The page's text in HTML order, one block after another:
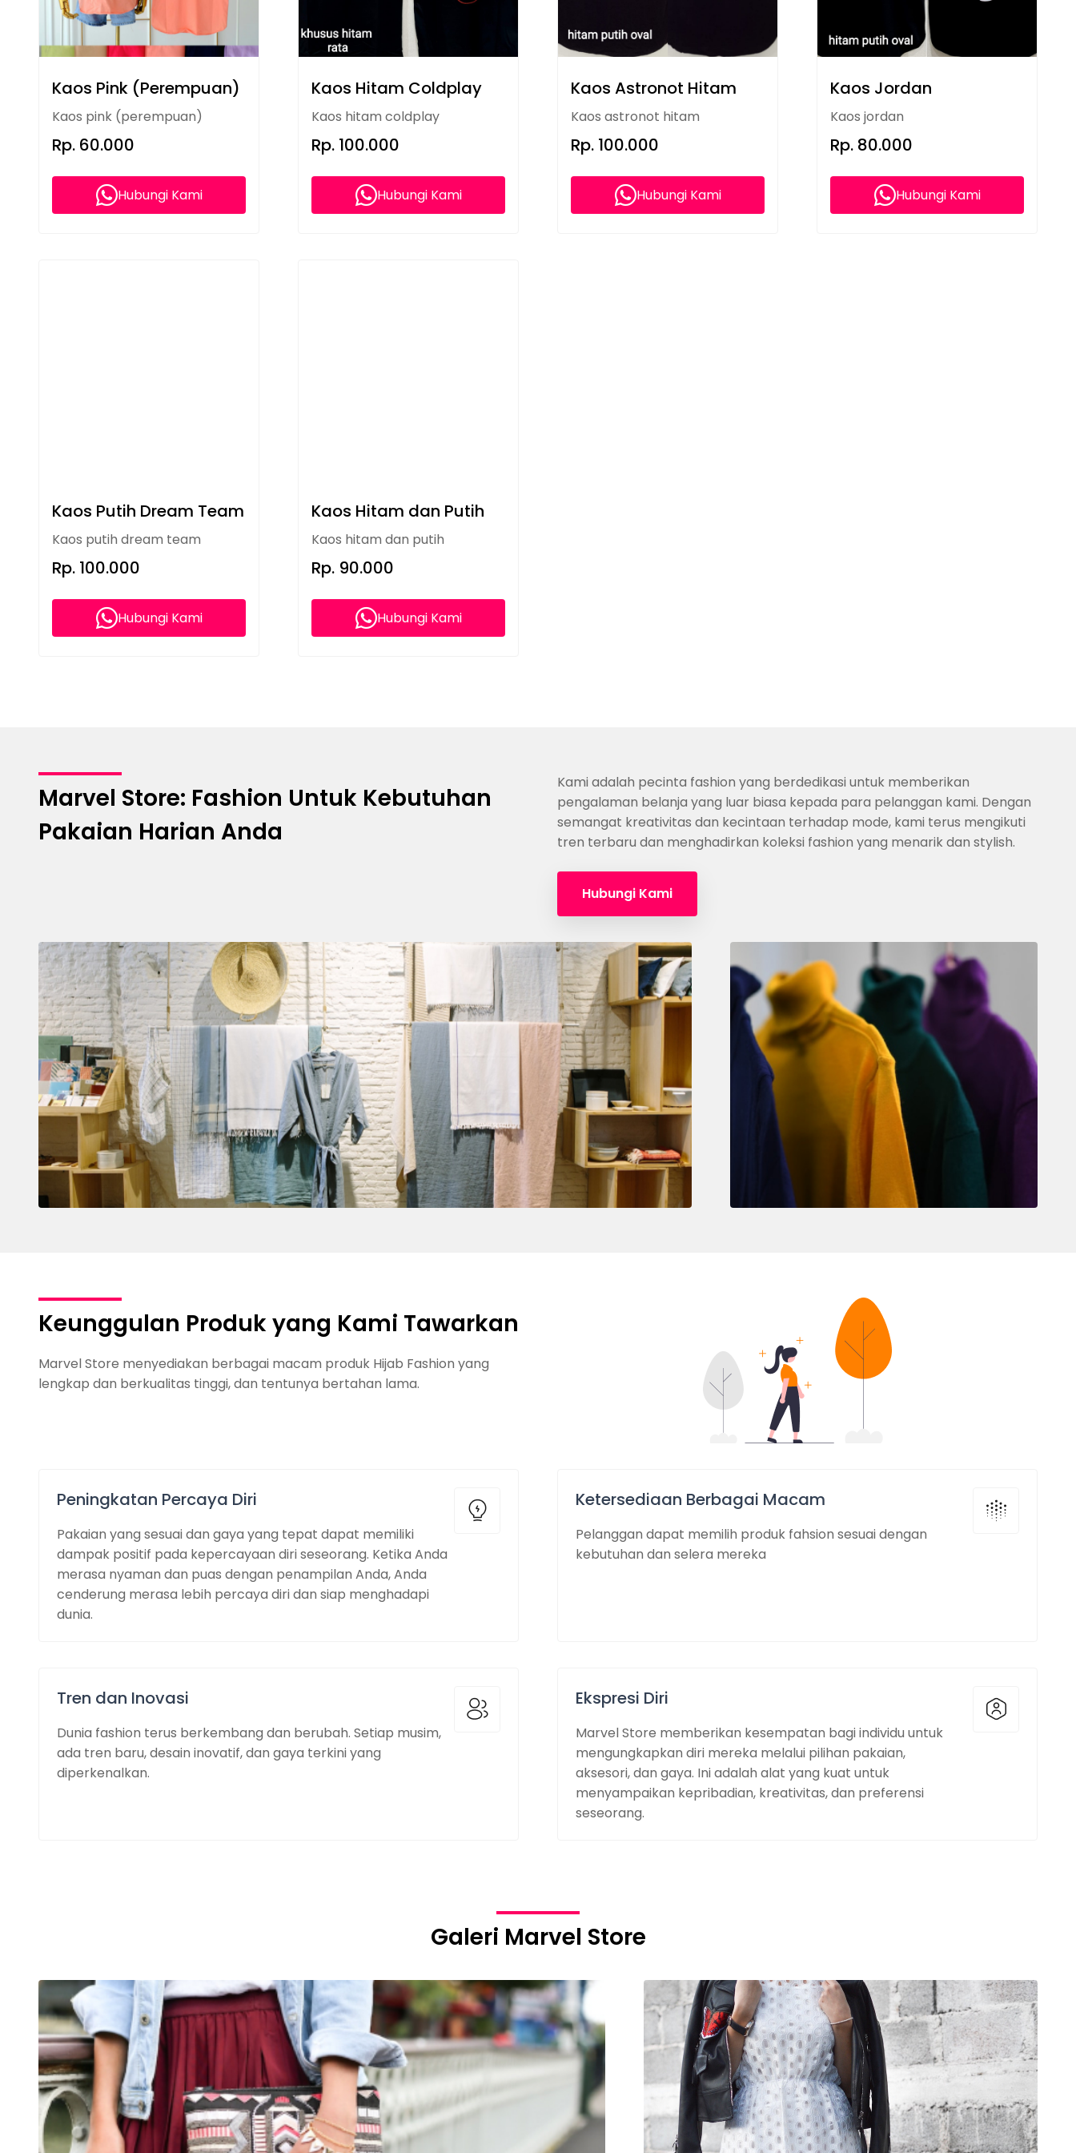
Kaos Pink (Perempuan)
Kaos pink (perempuan)
Rp. 60.000
Hubungi Kami
Kaos Hitam Coldplay
Kaos hitam coldplay
Rp. 100.000
Hubungi Kami
Kaos Astronot Hitam
Kaos astronot hitam
Rp. 100.000
Hubungi Kami
Kaos Jordan
Kaos jordan
Rp. 80.000
Hubungi Kami
Kaos Putih Dream Team
Kaos putih dream team
Rp. 100.000
Hubungi Kami
Kaos Hitam dan Putih
Kaos hitam dan putih
Rp. 90.000
Hubungi Kami
Marvel Store: Fashion Untuk Kebutuhan
Pakaian Harian Anda
Kami adalah pecinta fashion yang berdedikasi untuk memberikan
pengalaman belanja yang luar biasa kepada para pelanggan kami. Dengan
semangat kreativitas dan kecintaan terhadap mode, kami terus mengikuti
tren terbaru dan menghadirkan koleksi fashion yang menarik dan stylish.
Hubungi Kami
Keunggulan Produk yang Kami Tawarkan
Marvel Store menyediakan berbagai macam produk Hijab Fashion yang
lengkap dan berkualitas tinggi, dan tentunya bertahan lama.
Peningkatan Percaya Diri
Pakaian yang sesuai dan gaya yang tepat dapat memiliki
dampak positif pada kepercayaan diri seseorang. Ketika Anda
merasa nyaman dan puas dengan penampilan Anda, Anda
cenderung merasa lebih percaya diri dan siap menghadapi
dunia.
Ketersediaan Berbagai Macam
Pelanggan dapat memilih produk fahsion sesuai dengan
kebutuhan dan selera mereka
Tren dan Inovasi
Dunia fashion terus berkembang dan berubah. Setiap musim,
ada tren baru, desain inovatif, dan gaya terkini yang
diperkenalkan.
Ekspresi Diri
Marvel Store memberikan kesempatan bagi individu untuk
mengungkapkan diri mereka melalui pilihan pakaian,
aksesori, dan gaya. Ini adalah alat yang kuat untuk
menyampaikan kepribadian, kreativitas, dan preferensi
seseorang.
Galeri Marvel Store